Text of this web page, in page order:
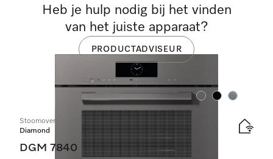
Kleur:Kleur:Kleur:
Stoomoven met magnetron
Diamond
DGM 7840
Heb je hulp nodig bij het vinden
van het juiste apparaat?
PRODUCTADVISEUR